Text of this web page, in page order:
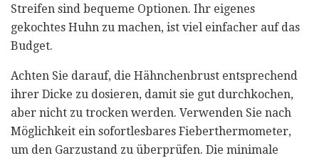
Streifen sind bequeme Optionen. Ihr eigenes
gekochtes Huhn zu machen, ist viel einfacher auf das
Budget.
Achten Sie darauf, die Hähnchenbrust entsprechend
ihrer Dicke zu dosieren, damit sie gut durchkochen,
aber nicht zu trocken werden. Verwenden Sie nach
Möglichkeit ein sofortlesbares Fieberthermometer,
um den Garzustand zu überprüfen. Die minimale